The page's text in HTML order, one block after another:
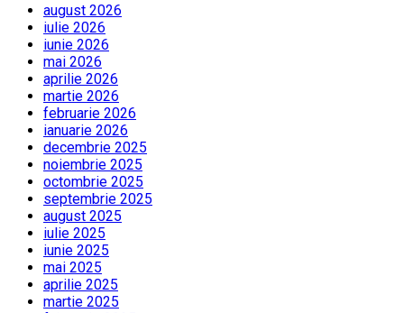
august 2026
iulie 2026
iunie 2026
mai 2026
aprilie 2026
martie 2026
februarie 2026
ianuarie 2026
decembrie 2025
noiembrie 2025
octombrie 2025
septembrie 2025
august 2025
iulie 2025
iunie 2025
mai 2025
aprilie 2025
martie 2025